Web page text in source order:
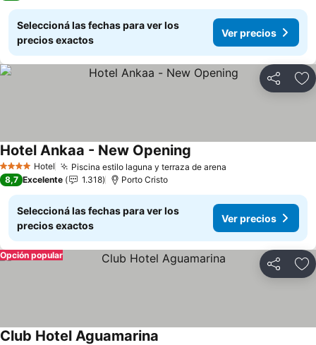
Seleccioná las fechas para ver los
precios exactos
Ver precios
Compartir
4 EstrellasHotel Piscina estilo laguna y terraza de arena
Hotel Ankaa - New Opening
8,7 Excelente 1.318 Porto Cristo
Seleccioná las fechas para ver los
precios exactos
Ver precios
Compartir
Opción popular
Club Hotel Aguamarina